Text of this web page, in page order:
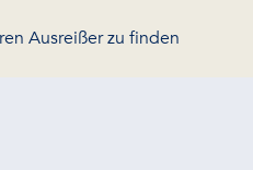
Ausreißer zu finden